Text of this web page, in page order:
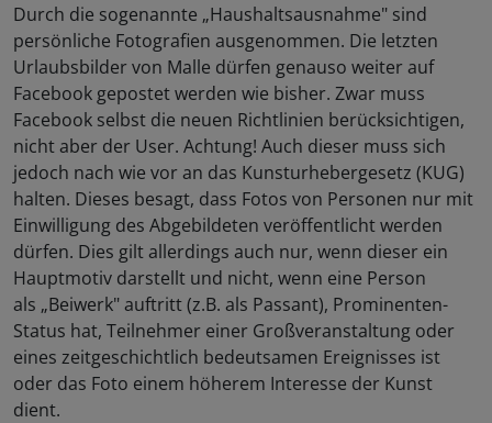
Durch die sogenannte „Haushaltsausnahme" sind
persönliche Fotografien ausgenommen. Die letzten
Urlaubsbilder von Malle dürfen genauso weiter auf
Facebook gepostet werden wie bisher. Zwar muss
Facebook selbst die neuen Richtlinien berücksichtigen,
nicht aber der User. Achtung! Auch dieser muss sich
jedoch nach wie vor an das Kunsturhebergesetz (KUG)
halten. Dieses besagt, dass Fotos von Personen nur mit
Einwilligung des Abgebildeten veröffentlicht werden
dürfen. Dies gilt allerdings auch nur, wenn dieser ein
Hauptmotiv darstellt und nicht, wenn eine Person
als „Beiwerk" auftritt (z.B. als Passant), Prominenten-
Status hat, Teilnehmer einer Großveranstaltung oder
eines zeitgeschichtlich bedeutsamen Ereignisses ist
oder das Foto einem höherem Interesse der Kunst
dient.